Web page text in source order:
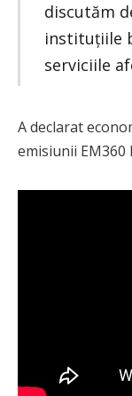
discutăm
instituțiile
serviciile
A declarat
emisiunii EM360